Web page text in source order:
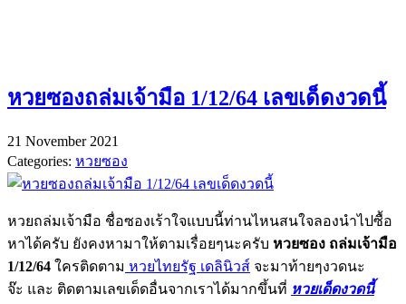
หวยซองถล่มเจ้ามือ 1/12/64 เลขเด็ดงวดนี้
21 November 2021
Categories: หวยซอง
หวยถล่มเจ้ามือ ชื่อซองเร้าใจแบบนี้ท่านไหนสนใจลองนำไปซื้อ
หาได้ครับ ยังคงหามาให้ตามเรื่อยๆนะครับ หวยซอง ถล่มเจ้ามือ
1/12/64 ใครติดตาม หวยไทยรัฐ เดลินิวส์ จะมาท้ายๆงวดนะ
จ๊ะ และ ติดตามเลขเด็ดอื่นจากเราได้มากขึ้นที่ หวยเด็ดงวดนี้